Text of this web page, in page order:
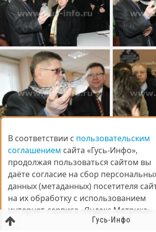
Гусь-Инфо
В соответствии с пользовательским
соглашением сайта «Гусь-Инфо»,
продолжая пользоваться сайтом вы
даёте согласие на сбор
данных (метаданных) посетителя
на их обработку с использованием
интернет-сервиса «Яндекс.Метрика».
В соответствии с пользовательским
соглашением сайта «Гусь-Инфо»,
продолжая пользоваться сайтом вы
даёте согласие на сбор
данных (метаданных) посетителя
на их обработку с использованием
интернет-сервиса «Яндекс.Метрика».